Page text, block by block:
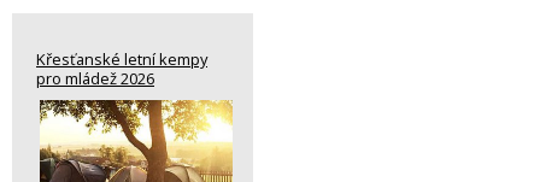
Křesťanské letní kempy
pro mládež 2026